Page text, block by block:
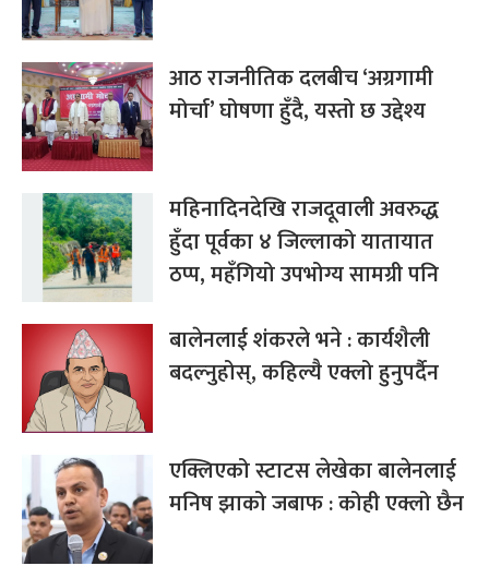
आठ राजनीतिक दलबीच ‘अग्रगामी
मोर्चा’ घोषणा हुँदै, यस्तो छ उद्देश्य
महिनादिनदेखि राजदूवाली अवरुद्ध
हुँदा पूर्वका ४ जिल्लाको यातायात
ठप्प, महँगियो उपभोग्य सामग्री पनि
बालेनलाई शंकरले भने : कार्यशैली
बदल्नुहोस्, कहिल्यै एक्लो हुनुपर्दैन
एक्लिएको स्टाटस लेखेका बालेनलाई
मनिष झाको जबाफ : कोही एक्लो छैन